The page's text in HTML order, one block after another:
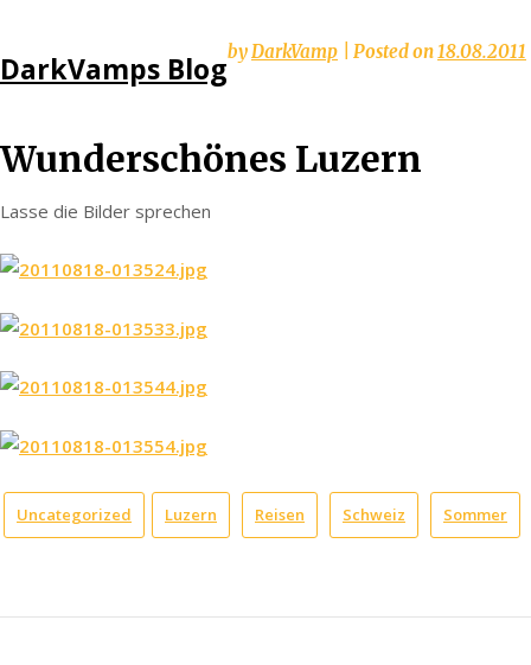
to
DarkVamps Blog
Wunderschönes Luzern
byDarkVamp Posted on18.08.2011
Lasse die Bilder sprechen
Uncategorized Luzern Reisen Schweiz Sommer